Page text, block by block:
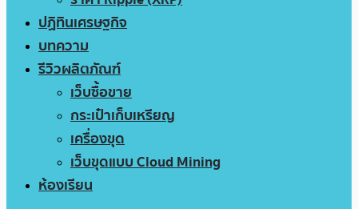
ปฏิทินเศรษฐกิจ
บทความ
รีวิวผลิตภัณฑ์
เว็บซื้อขาย
กระเป๋าเก็บเหรียญ
เครื่องขุด
เว็บขุดแบบ Cloud Mining
ห้องเรียน